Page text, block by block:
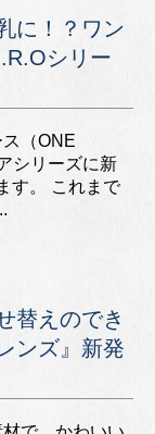
に！？ワン
シリー
（ONE
シリーズに新
す。 これまで
替えのでき
ンズ』新発